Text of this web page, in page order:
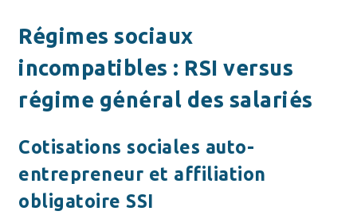
Régimes sociaux
incompatibles : RSI versus
régime général des salariés
Cotisations sociales auto-
entrepreneur et affiliation
obligatoire SSI